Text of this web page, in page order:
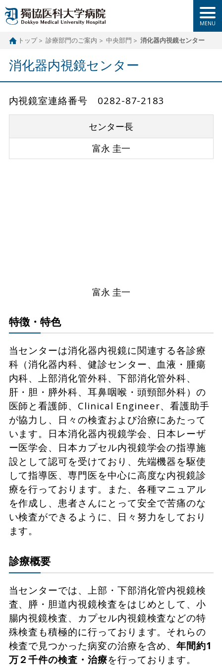
トップ 診療部門のご案内 中央部門 消化器内視鏡センター
消化器内視鏡センター
内視鏡室連絡番号 0282-87-2183
センター長
富永 圭一
富永 圭一
特徴・特色
当センターは消化器内視鏡に関連する各診療
科（消化器内科、健診センター、血液・腫瘍
内科、上部消化管外科、下部消化管外科、
肝・胆・膵外科、耳鼻咽喉・頭頸部外科）の
医師と看護師、Clinical Engineer、看護助手
が協力し、日々の検査および治療にあたって
います。日本消化器内視鏡学会、日本レーザ
ー医学会、日本カプセル内視鏡学会の指導施
設として認可を受けており、先端機器を駆使
して指導医、専門医を中心に高度な内視鏡診
療を行っております。また、各種マニュアル
を作成し、患者さんにとって安全で苦痛のな
い検査ができるように、日々努力をしており
ます。
診療概要
当センターでは、上部・下部消化管内視鏡検
査、膵・胆道内視鏡検査をはじめとして、小
腸内視鏡検査、カプセル内視鏡検査などの特
殊検査も積極的に行っております。それらの
検査で見つかった病変の治療を含め、年間約1
万２千件の検査・治療を行っております。